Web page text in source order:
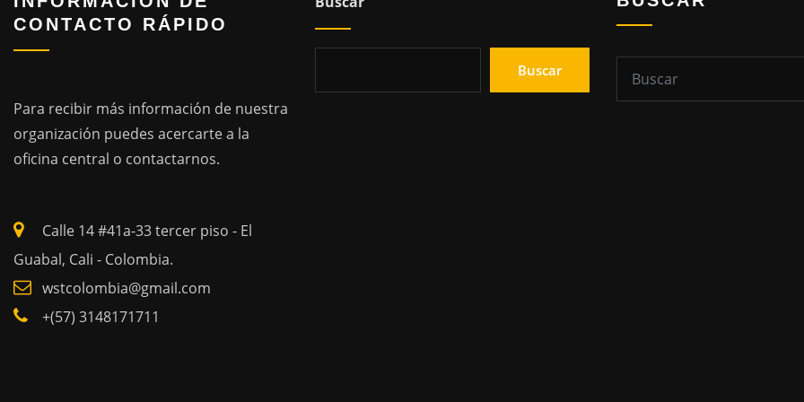
CONTACTO RÁPIDO
Para recibir más información de nuestra
organización puedes acercarte a la
oficina central o contactarnos.
Calle 14 #41a-33 tercer piso - El
Guabal, Cali - Colombia.
wstcolombia@gmail.com
+(57) 3148171711
Buscar